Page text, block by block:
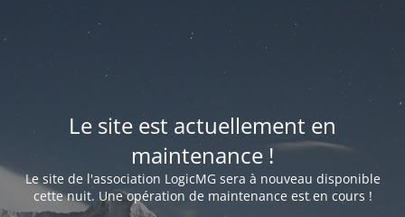
Le site est actuellement en
maintenance !
Le site de l'association LogicMG sera à nouveau disponible
cette nuit. Une opération de maintenance est en cours !